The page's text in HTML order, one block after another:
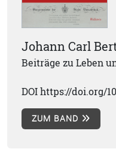
Johann Carl
Beiträge zu Leben
DOI https://doi.org/
ZUM BAND